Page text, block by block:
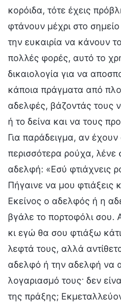
κορόιδα, τότε έχεις
φτάνουν μέχρι στο
την ευκαιρία να κάνουν
πολλές φορές, αυτό το
δικαιολογία για να
κάποια πράγματα από
αδελφές, βάζοντάς τους
ή το δείνα και να τους
Για παράδειγμα, αν
περισσότερα ρούχα,
αδελφή: «Εσύ φτιάχνεις
Πήγαινε να μου φτιάξεις
Εκείνος ο αδελφός ή η
βγάλε το πορτοφόλι σου.
κι εγώ θα σου φτιάξω
λεφτά τους, αλλά
αδελφό ή την αδελφή να
λογαριασμό τους· δεν
της πράξης;